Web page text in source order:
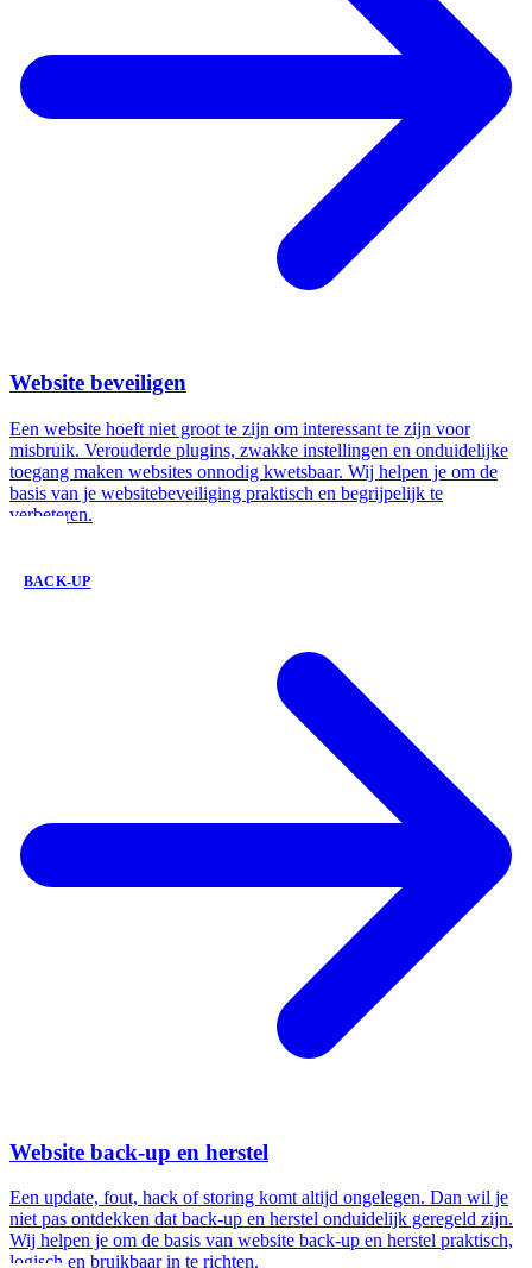
Website beveiligen
Een website hoeft niet groot te zijn om interessant te zijn voor
misbruik. Verouderde plugins, zwakke instellingen en onduidelijke
toegang maken websites onnodig kwetsbaar. Wij helpen je om de
basis van je websitebeveiliging praktisch en begrijpelijk te
verbeteren.
BACK-UP
Website back-up en herstel
Een update, fout, hack of storing komt altijd ongelegen. Dan wil je
niet pas ontdekken dat back-up en herstel onduidelijk geregeld zijn.
Wij helpen je om de basis van website back-up en herstel praktisch,
logisch en bruikbaar in te richten.